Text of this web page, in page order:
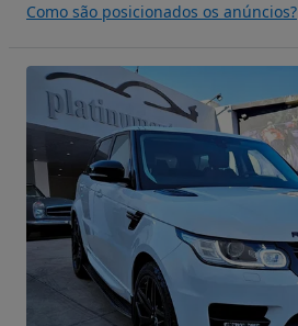
Como são posicionados os anúncios?